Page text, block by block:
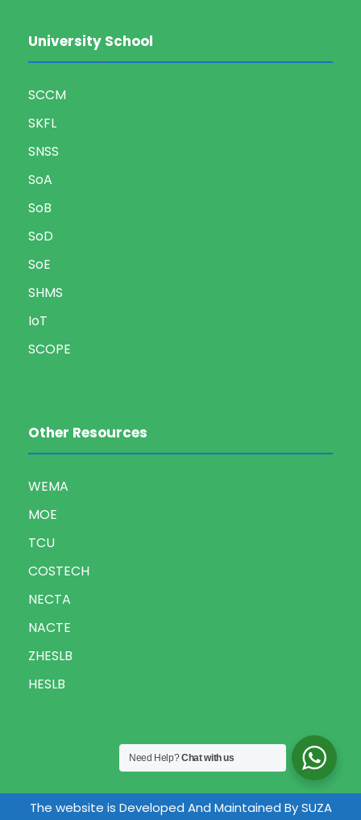
University School
SCCM
SKFL
SNSS
SoA
SoB
SoD
SoE
SHMS
IoT
SCOPE
Other Resources
WEMA
MOE
TCU
COSTECH
NECTA
NACTE
ZHESLB
HESLB
The website is Developed And Maintained By SUZA
Need Help?Chat with us